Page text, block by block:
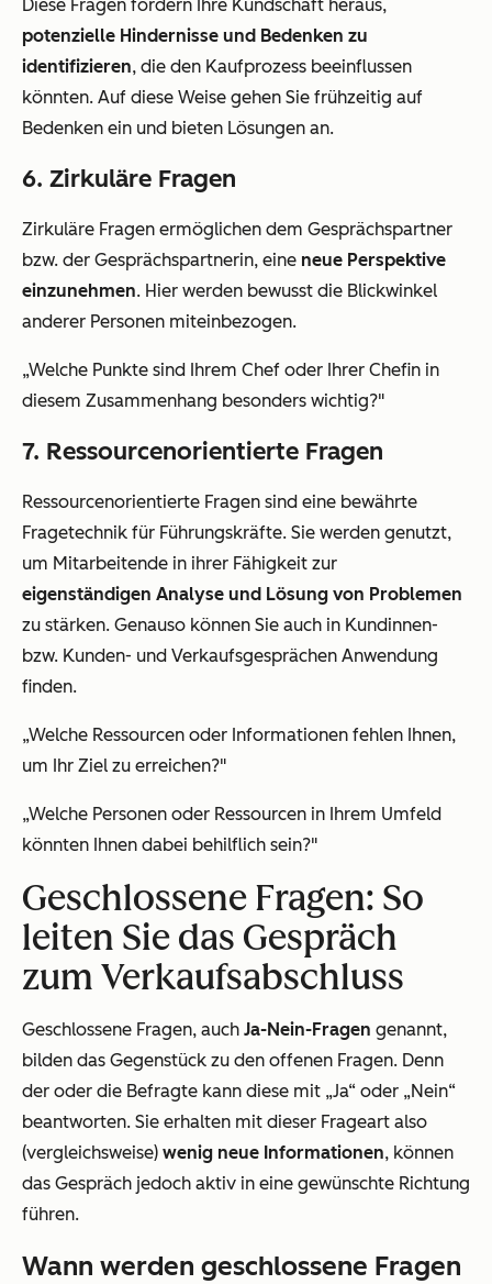
Diese Fragen fordern Ihre Kundschaft heraus,
potenzielle Hindernisse und Bedenken zu
identifizieren, die den Kaufprozess beeinflussen
könnten. Auf diese Weise gehen Sie frühzeitig auf
Bedenken ein und bieten Lösungen an.
6. Zirkuläre Fragen
Zirkuläre Fragen ermöglichen dem Gesprächspartner
bzw. der Gesprächspartnerin, eine neue Perspektive
einzunehmen. Hier werden bewusst die Blickwinkel
anderer Personen miteinbezogen.
„Welche Punkte sind Ihrem Chef oder Ihrer Chefin in
diesem Zusammenhang besonders wichtig?"
7. Ressourcenorientierte Fragen
Ressourcenorientierte Fragen sind eine bewährte
Fragetechnik für Führungskräfte. Sie werden genutzt,
um Mitarbeitende in ihrer Fähigkeit zur
eigenständigen Analyse und Lösung von Problemen
zu stärken. Genauso können Sie auch in Kundinnen-
bzw. Kunden- und Verkaufsgesprächen Anwendung
finden.
„Welche Ressourcen oder Informationen fehlen Ihnen,
um Ihr Ziel zu erreichen?"
„Welche Personen oder Ressourcen in Ihrem Umfeld
könnten Ihnen dabei behilflich sein?"
Geschlossene Fragen: So
leiten Sie das Gespräch
zum Verkaufsabschluss
Geschlossene Fragen, auch Ja-Nein-Fragen genannt,
bilden das Gegenstück zu den offenen Fragen. Denn
der oder die Befragte kann diese mit „Ja“ oder „Nein“
beantworten. Sie erhalten mit dieser Frageart also
(vergleichsweise) wenig neue Informationen, können
das Gespräch jedoch aktiv in eine gewünschte Richtung
führen.
Wann werden geschlossene Fragen